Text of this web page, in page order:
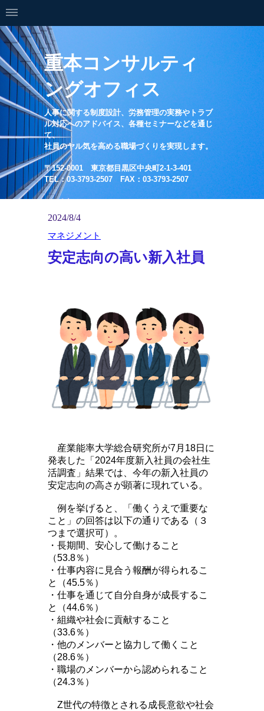
重本コンサルティ
ングオフィス
人事に関する制度設計、労務管理の実務やトラブ
ル対応へのアドバイス、各種セミナーなどを通じ
て、
社員のヤル気を高める職場づくりを実現します。
〒152-0001 東京都目黒区中央町2-1-3-401
TEL：03-3793-2507 FAX：03-3793-2507
2024/8/4
マネジメント
安定志向の高い新入社員
産業能率大学総合研究所が7月18日に
発表した「2024年度新入社員の会社生
活調査」結果では、今年の新入社員の
安定志向の高さが顕著に現れている。
例を挙げると、「働くうえで重要な
こと」の回答は以下の通りである（３
つまで選択可）。
・長期間、安心して働けること
（53.8％）
・仕事内容に見合う報酬が得られるこ
と（45.5％）
・仕事を通じて自分自身が成長するこ
と（44.6％）
・組織や社会に貢献すること
（33.6％）
・他のメンバーと協力して働くこと
（28.6％）
・職場のメンバーから認められること
（24.3％）
Z世代の特徴とされる成長意欲や社会